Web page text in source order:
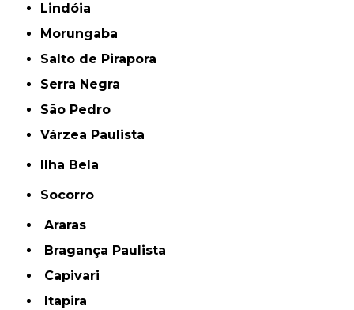
Lindóia
Morungaba
Salto de Pirapora
Serra Negra
São Pedro
Várzea Paulista
Ilha Bela
Socorro
Araras
Bragança Paulista
Capivari
Itapira